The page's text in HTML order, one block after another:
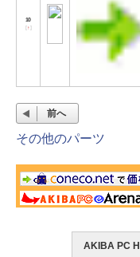
10
[↑]
前へ
その他のパーツ
AKIBA PC